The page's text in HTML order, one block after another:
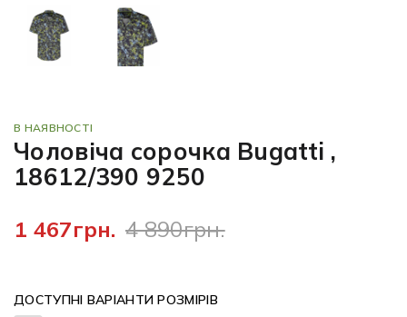
В НАЯВНОСТІ
Чоловіча сорочка Bugatti ,
18612/390 9250
1 467грн. 4 890грн.
ДОСТУПНІ ВАРІАНТИ РОЗМІРІВ